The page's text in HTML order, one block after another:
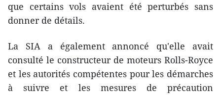
que certains vols avaient été perturbés sans
donner de détails.
La SIA a également annoncé qu'elle avait
consulté le constructeur de moteurs Rolls-Royce
et les autorités compétentes pour les démarches
à suivre et les mesures de précaution